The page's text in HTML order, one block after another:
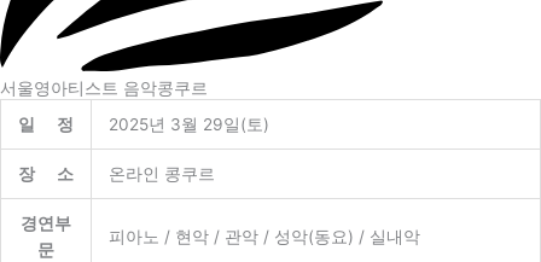
서울영아티스트 음악콩쿠르
일 정
2025년 3월 29일(토)
장 소 온라인 콩쿠르
경연부
문
피아노 / 현악 / 관악 / 성악(동요) / 실내악